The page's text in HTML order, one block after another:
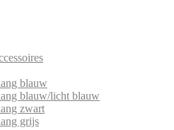
blauw
blauw/licht blauw
zwart
grijs